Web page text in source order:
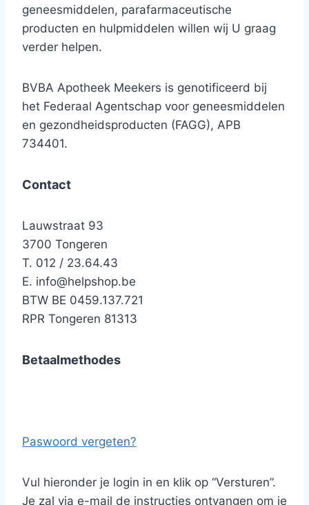
geneesmiddelen, parafarmaceutische
producten en hulpmiddelen willen wij U graag
verder helpen.
BVBA Apotheek Meekers is genotificeerd bij
het Federaal Agentschap voor geneesmiddelen
en gezondheidsproducten (FAGG), APB
734401.
Contact
Lauwstraat 93
3700 Tongeren
T. 012 / 23.64.43
E. info@helpshop.be
BTW BE 0459.137.721
RPR Tongeren 81313
Betaalmethodes
Paswoord vergeten?
Vul hieronder je login in en klik op “Versturen”.
Je zal via e-mail de instructies ontvangen om je